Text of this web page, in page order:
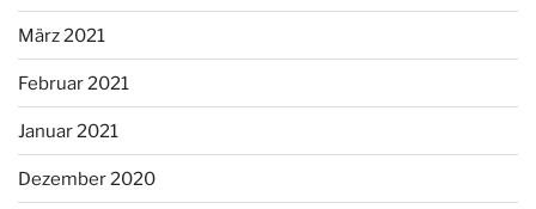
März 2021
Februar 2021
Januar 2021
Dezember 2020